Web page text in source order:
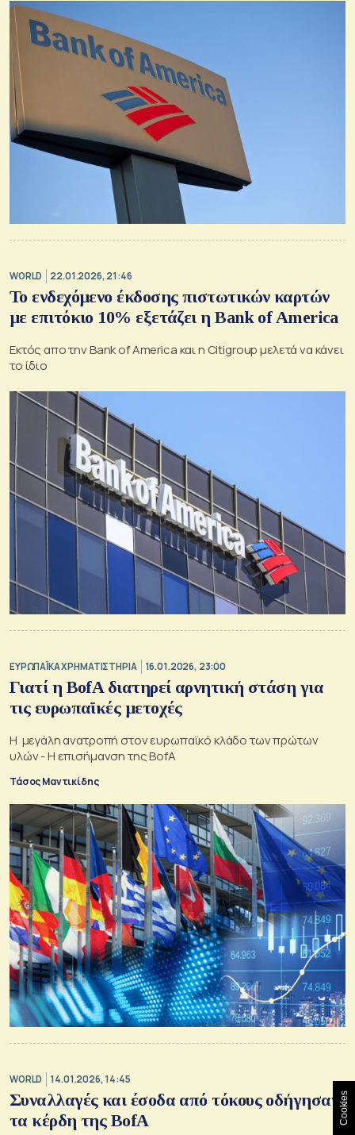
WORLD 22.01.2026, 21:46
Το ενδεχόμενο έκδοσης πιστωτικών καρτών
με επιτόκιο 10% εξετάζει η Bank of America
Εκτός απο την Bank of America και η Citigroup μελετά να κάνει
το ίδιο
ΕΥΡΩΠΑΪΚΑ ΧΡΗΜΑΤΙΣΤΗΡΙΑ 16.01.2026, 23:00
Γιατί η BofA διατηρεί αρνητική στάση για
τις ευρωπαϊκές μετοχές
Η μεγάλη ανατροπή στον ευρωπαϊκό κλάδο των πρώτων
υλών - Η επισήμανση της BofA
Τάσος Μαντικίδης
WORLD 14.01.2026, 14:45
Συναλλαγές και έσοδα από τόκους οδήγησαν
τα κέρδη της BofA
Cookies